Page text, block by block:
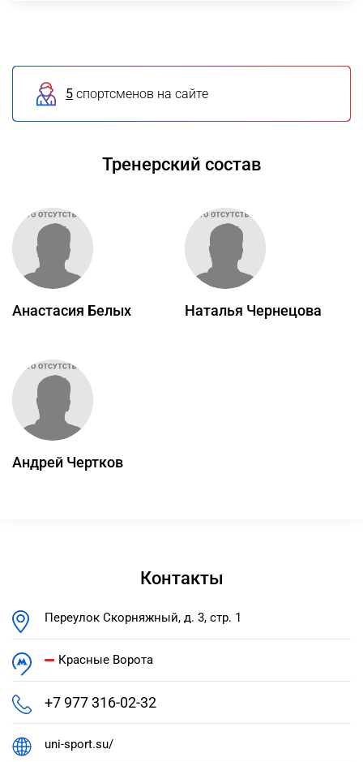
5 спортсменов на сайте
Тренерский состав
Анастасия Белых Наталья Чернецова
Андрей Чертков
Контакты
Переулок Скорняжный, д. 3, стр. 1
Красные Ворота
+7 977 316-02-32
uni-sport.su/